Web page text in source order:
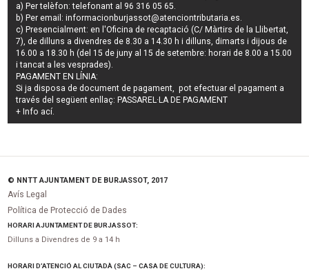
a) Per telèfon: telefonant al 96 316 05 65.
b) Per email:informacionburjassot@atenciontributaria.es.
c) Presencialment: en l'Oficina de recaptació (C/ Màrtirs de la Llibertat,
7), de dilluns a divendres de 8.30 a 14.30 h i dilluns, dimarts i dijous de
16.00 a 18.30 h (del 15 de juny al 15 de setembre: horari de 8.00 a 15.00
i tancat a les vesprades).
PAGAMENT EN LÍNIA:
Si ja disposa de document de pagament, pot efectuar el pagament a
través del següent enllaç: PASSAREL·LA DE PAGAMENT
+ Info ací.
© NNTT AJUNTAMENT DE BURJASSOT, 2017
Avís Legal
Política de Protecció de Dades
HORARI AJUNTAMENT DE BURJASSOT:
Dilluns a Divendres de 9 a 14 h
HORARI D’ATENCIÓ AL CIUTADÀ (SAC – CASA DE CULTURA):